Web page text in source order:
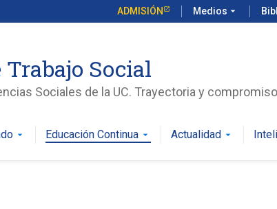
ADMISIÓN Medios arrow_drop_down
Social
Sociales de la UC. Trayectoria y
arrow_drop_down Educación Continua arrow_drop_down Actualidad arrow_drop_down